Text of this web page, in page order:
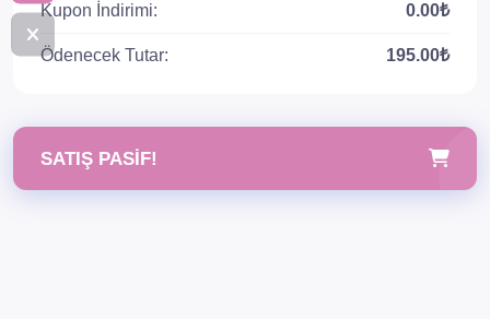
Kupon İndirimi: 0.00₺
Ödenecek Tutar: 195.00₺
SATIŞ PASIF!